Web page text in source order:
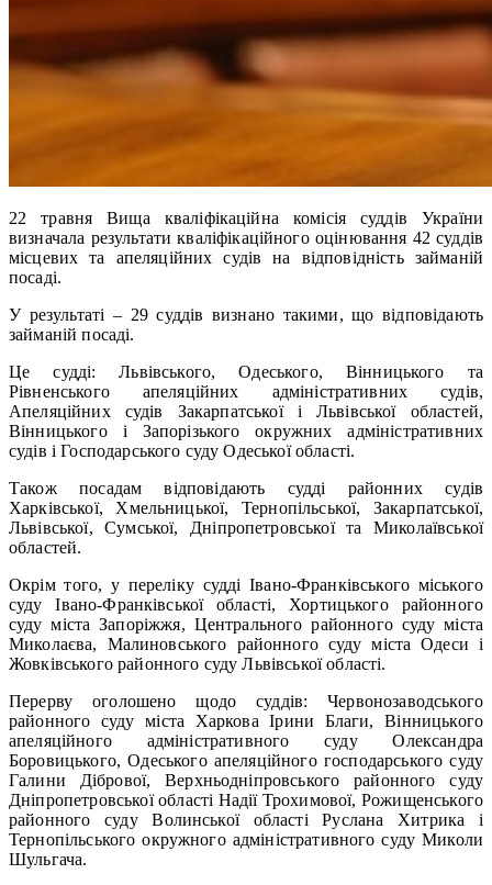
22 травня Вища кваліфікаційна комісія суддів України
визначала результати кваліфікаційного оцінювання 42 суддів
місцевих та апеляційних судів на відповідність займаній
посаді.
У результаті – 29 суддів визнано такими, що відповідають
займаній посаді.
Це судді: Львівського, Одеського, Вінницького та
Рівненського апеляційних адміністративних судів,
Апеляційних судів Закарпатської і Львівської областей,
Вінницького і Запорізького окружних адміністративних
судів і Господарського суду Одеської області.
Також посадам відповідають судді районних судів
Харківської, Хмельницької, Тернопільської, Закарпатської,
Львівської, Сумської, Дніпропетровської та Миколаївської
областей.
Окрім того, у переліку судді Івано-Франківського міського
суду Івано-Франківської області, Хортицького районного
суду міста Запоріжжя, Центрального районного суду міста
Миколаєва, Малиновського районного суду міста Одеси і
Жовківського районного суду Львівської області.
Перерву оголошено щодо суддів: Червонозаводського
районного суду міста Харкова Ірини Благи, Вінницького
апеляційного адміністративного суду Олександра
Боровицького, Одеського апеляційного господарського суду
Галини Дібрової, Верхньодніпровського районного суду
Дніпропетровської області Надії Трохимової, Рожищенського
районного суду Волинської області Руслана Хитрика і
Тернопільського окружного адміністративного суду Миколи
Шульгача.